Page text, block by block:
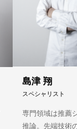
島津 翔
スペシャリスト
専門領域は推薦
推論。先端技術